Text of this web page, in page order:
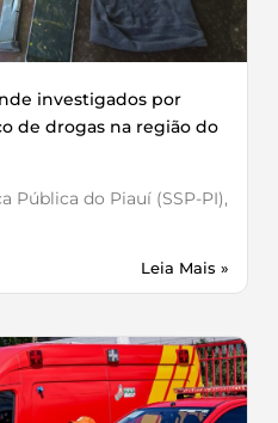
investigados por
de drogas na região do
Pública do Piauí (SSP-PI),
Leia Mais »